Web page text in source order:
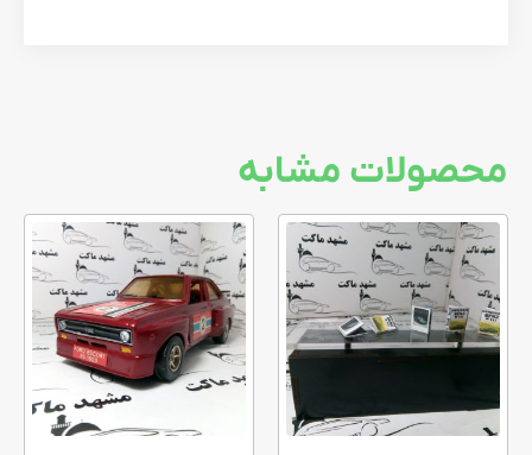
محصولات مشابه